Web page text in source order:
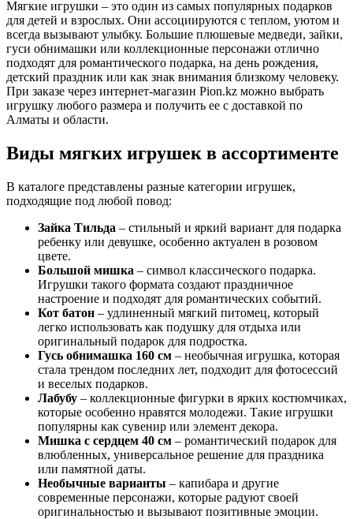
Мягкие игрушки – это один из самых популярных подарков
для детей и взрослых. Они ассоциируются с теплом, уютом и
всегда вызывают улыбку. Большие плюшевые медведи, зайки,
гуси обнимашки или коллекционные персонажи отлично
подходят для романтического подарка, на день рождения,
детский праздник или как знак внимания близкому человеку.
При заказе через интернет-магазин Pion.kz можно выбрать
игрушку любого размера и получить ее с доставкой по
Алматы и области.
Виды мягких игрушек в ассортименте
В каталоге представлены разные категории игрушек,
подходящие под любой повод:
Зайка Тильда – стильный и яркий вариант для подарка
ребенку или девушке, особенно актуален в розовом
цвете.
Большой мишка – символ классического подарка.
Игрушки такого формата создают праздничное
настроение и подходят для романтических событий.
Кот батон – удлиненный мягкий питомец, который
легко использовать как подушку для отдыха или
оригинальный подарок для подростка.
Гусь обнимашка 160 см – необычная игрушка, которая
стала трендом последних лет, подходит для фотосессий
и веселых подарков.
Лабубу – коллекционные фигурки в ярких костюмчиках,
которые особенно нравятся молодежи. Такие игрушки
популярны как сувенир или элемент декора.
Мишка с сердцем 40 см – романтический подарок для
влюбленных, универсальное решение для праздника
или памятной даты.
Необычные варианты – капибара и другие
современные персонажи, которые радуют своей
оригинальностью и вызывают позитивные эмоции.